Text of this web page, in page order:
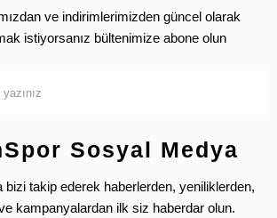
ve indirimlerimizden güncel olarak
istiyorsanız bültenimize abone olun
Sosyal Medya
bizi takip ederek haberlerden, yeniliklerden,
kampanyalardan ilk siz haberdar olun.